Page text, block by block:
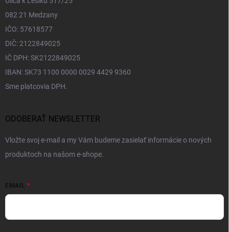
082 21 Medzany
IČO: 57618577
DIČ: 2122849025
IČ DPH: SK2122849025
IBAN: SK73 1100 0000 0029 4429 9360
Sme platcovia DPH.
ODOBERAŤ NEWSLETTER
Vložte svoj e-mail a my Vám budeme zasielať informácie o nových
produktoch na našom e-shope.
EMAIL